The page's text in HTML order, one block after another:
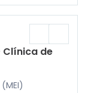
Clínica de
(MEI)